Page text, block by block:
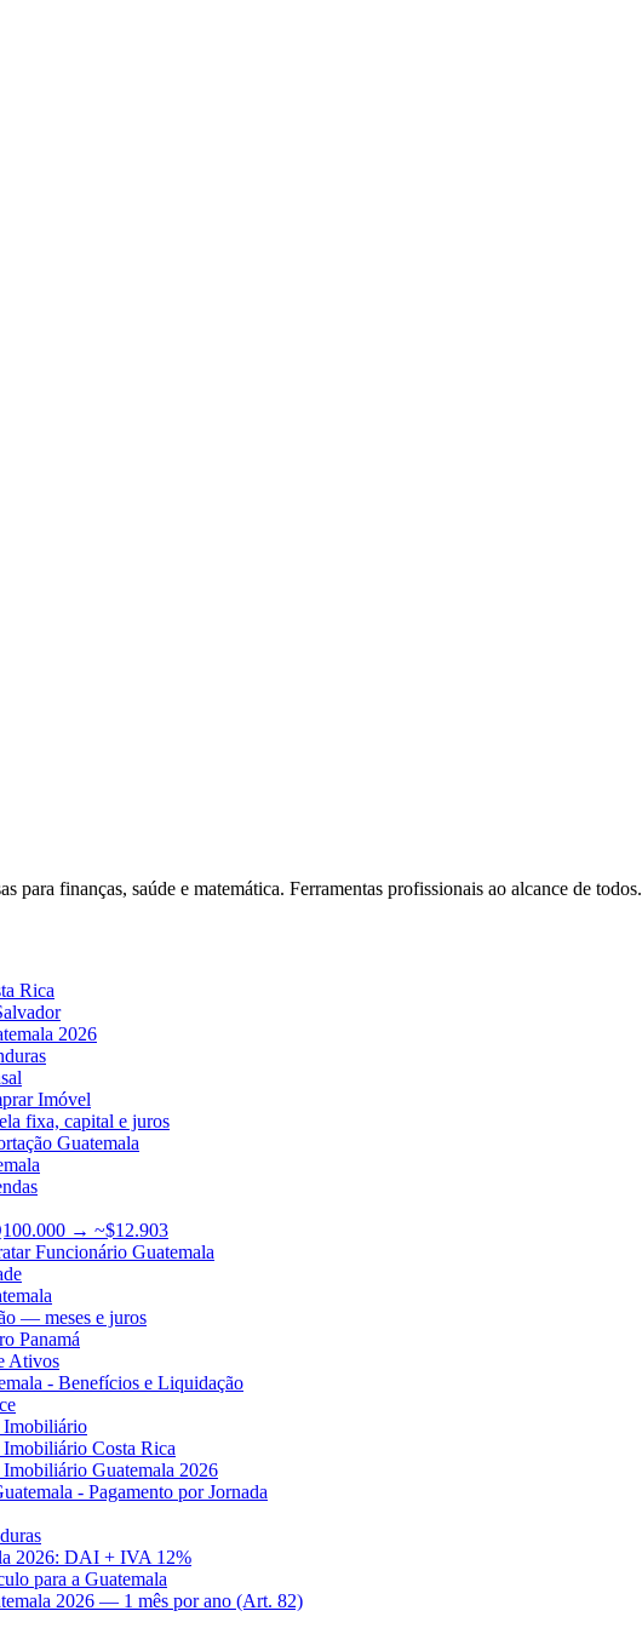
a lei trabalhista da Guatemala
para finanças, saúde e matemática. Ferramentas profissionais ao alcance de todos.
Rica
2026
Imóvel
fixa, capital e juros
Guatemala
→ ~$12.903
Funcionário Guatemala
— meses e juros
Panamá
Ativos
- Benefícios e Liquidação
Imobiliário
Costa Rica
Guatemala 2026
- Pagamento por Jornada
2026: DAI + IVA 12%
para a Guatemala
2026 — 1 mês por ano (Art. 82)